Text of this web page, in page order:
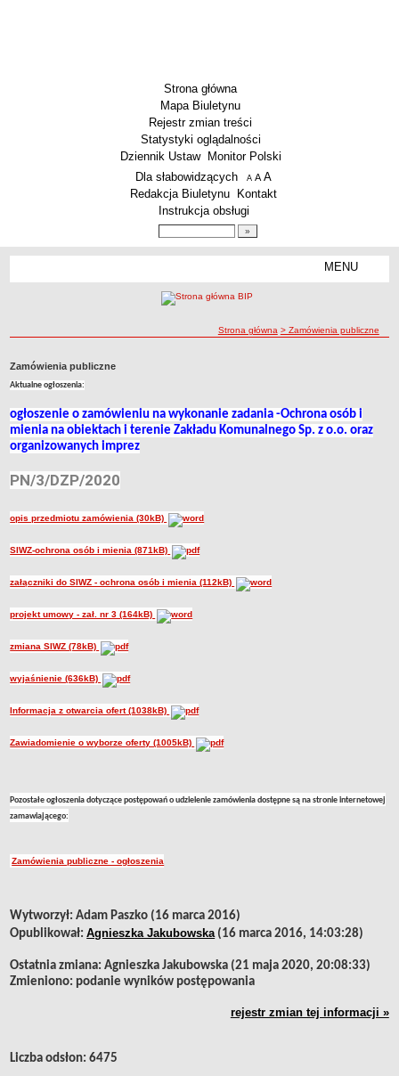
Strona główna
Mapa Biuletynu
Rejestr zmian treści
Statystyki oglądalności
Dziennik Ustaw
Monitor Polski
Menu dodatkowe
Dla słabowidzących A pomniejsz czcionkę
A standardowy rozmiar czcionki
A
Redakcja Biuletynu
Kontakt
Instrukcja obsługi
MENU
Siedziba Spółki i jej poszczególne działy
Struktura organizacyjna Spółki
Przedmiot działalności
Przetwarzanie danych osobowych
Zgromadzenie Wspólników
Rada Nadzorcza
INFORMACJE O MAJĄTKU
INFORMACJE DLA KLIENTA
Numery kont bankowych
Sposób przyjmowania i załatwiania spraw
NABÓR NA WOLNE STANOWISKA
Targowiska Miejskie
ZASADY UDOSTĘPNIANIA INFORMACJI
PROJEKTY
ścieżka nawigacji
Strona główna > Zamówienia publiczne
Zamówienia publiczne
Aktualne ogłoszenia:
ogłoszenie o zamówieniu na wykonanie zadania -Ochrona osób i
mienia na obiektach i terenie Zakładu Komunalnego Sp. z o.o. oraz
organizowanych imprez
PN/3/DZP/2020
opis przedmiotu zamówienia (30kB)
SIWZ-ochrona osób i mienia (871kB)
załączniki do SIWZ - ochrona osób i mienia (112kB)
projekt umowy - zał. nr 3 (164kB)
zmiana SIWZ (78kB)
wyjaśnienie (636kB)
Informacja z otwarcia ofert (1038kB)
Zawiadomienie o wyborze oferty (1005kB)
Pozostałe ogłoszenia dotyczące postępowań o udzielenie zamówienia dostępne są na stronie internetowej
zamawiającego:
Zamówienia publiczne - ogłoszenia
Wytworzył: Adam Paszko (16 marca 2016)
Opublikował: Agnieszka Jakubowska(16 marca 2016, 14:03:28)
Ostatnia zmiana: Agnieszka Jakubowska (21 maja 2020, 20:08:33)
Zmieniono: podanie wyników postępowania
rejestr zmian tej informacji »
Liczba odsłon: 6475